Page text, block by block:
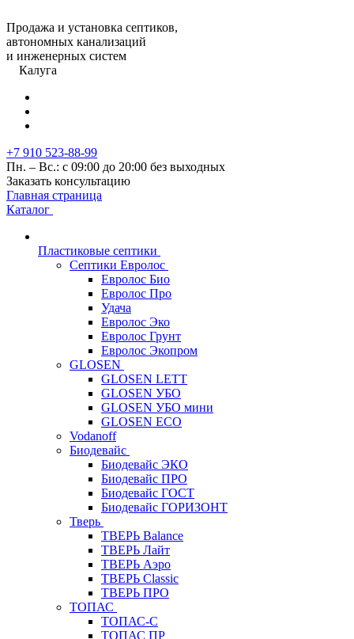
Продажа и установка септиков,
автономных канализаций
и инженерных систем
Калуга
+7 910 523-88-99
Пн. – Вс.: с 09:00 до 20:00 без выходных
Заказать консультацию
Главная страница
Каталог
Пластиковые септики
Септики Евролос
Евролос Био
Евролос Про
Удача
Евролос Эко
Евролос Грунт
Евролос Экопром
GLOSEN
GLOSEN LETT
GLOSEN УБО
GLOSEN УБО мини
GLOSEN ECO
Vodanoff
Биодевайс
Биодевайс ЭКО
Биодевайс ПРО
Биодевайс ГОСТ
Биодевайс ГОРИЗОНТ
Тверь
ТВЕРЬ Balance
ТВЕРЬ Лайт
ТВЕРЬ Аэро
ТВЕРЬ Classic
ТВЕРЬ ПРО
ТОПАС
ТОПАС-С
ТОПАС ПР